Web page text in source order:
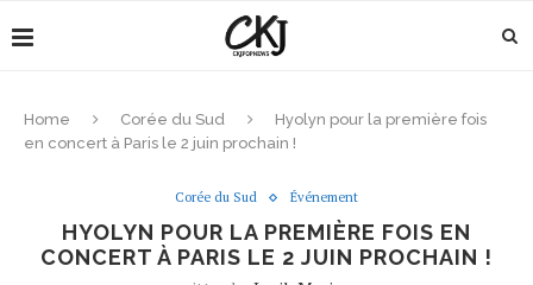
Home Corée du Sud
Hyolyn pour la première fois
en concert à Paris le 2 juin prochain !
Corée du Sud Événement
HYOLYN POUR LA PREMIÈRE FOIS EN
CONCERT À PARIS LE 2 JUIN PROCHAIN !